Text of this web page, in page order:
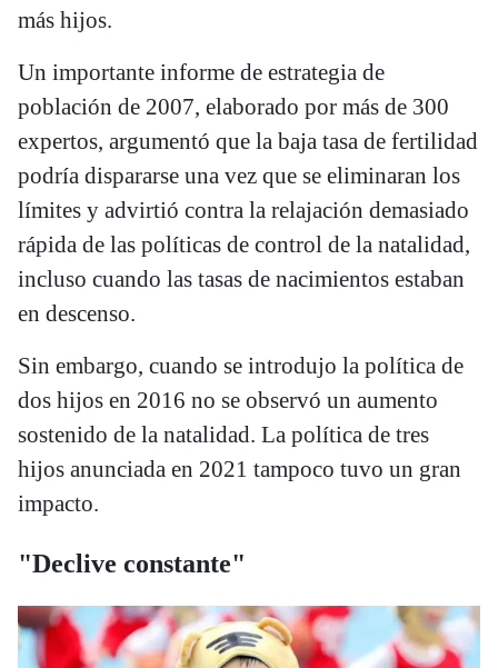
más hijos.
Un importante informe de estrategia de
población de 2007, elaborado por más de 300
expertos, argumentó que la baja tasa de fertilidad
podría dispararse una vez que se eliminaran los
límites y advirtió contra la relajación demasiado
rápida de las políticas de control de la natalidad,
incluso cuando las tasas de nacimientos estaban
en descenso.
Sin embargo, cuando se introdujo la política de
dos hijos en 2016 no se observó un aumento
sostenido de la natalidad. La política de tres
hijos anunciada en 2021 tampoco tuvo un gran
impacto.
"Declive constante"